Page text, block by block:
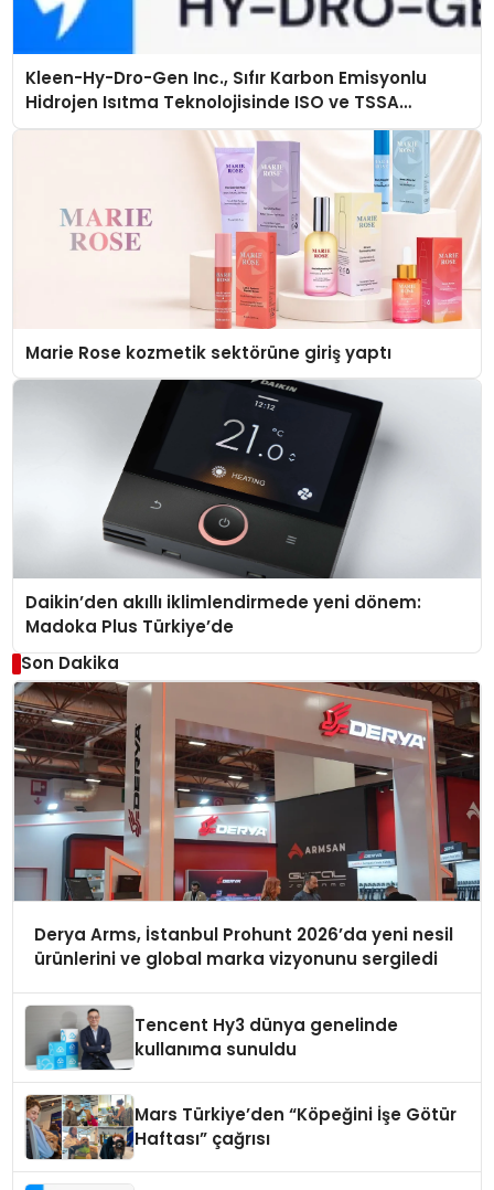
Kleen-Hy-Dro-Gen Inc., Sıfır Karbon Emisyonlu
Hidrojen Isıtma Teknolojisinde ISO ve TSSA
Düzenleyici Onaylarını Aldı
Marie Rose kozmetik sektörüne giriş yaptı
Daikin’den akıllı iklimlendirmede yeni dönem:
Madoka Plus Türkiye’de
Son Dakika
Derya Arms, İstanbul Prohunt 2026’da yeni nesil
ürünlerini ve global marka vizyonunu sergiledi
Tencent Hy3 dünya genelinde
kullanıma sunuldu
Mars Türkiye’den “Köpeğini İşe Götür
Haftası” çağrısı